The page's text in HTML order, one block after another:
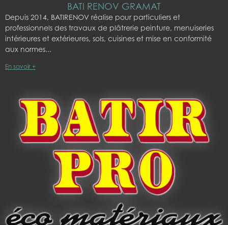
BATI RENOV GRAMAT
Depuis 2014, BATIRENOV réalise pour particuliers et
professionnels des travaux de plâtrerie peinture, menuiseries
intérieures et extérieures, sols, cuisines et mise en conformité
aux normes
En savoir +